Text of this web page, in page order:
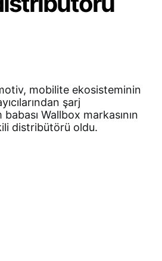
mobilite ekosisteminin
şarj
Wallbox markasının
distribütörü oldu.